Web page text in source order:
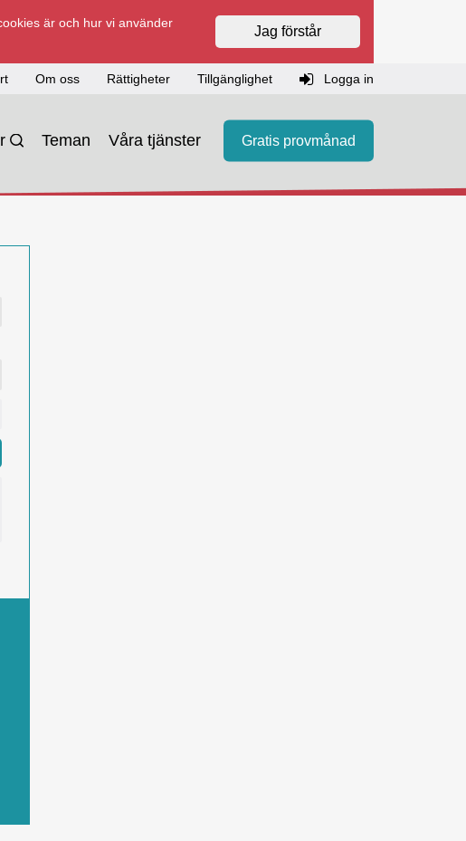
är och hur vi använder
Jag förstår
Om oss Rättigheter Tillgänglighet Logga in
Teman Våra tjänster Gratis provmånad